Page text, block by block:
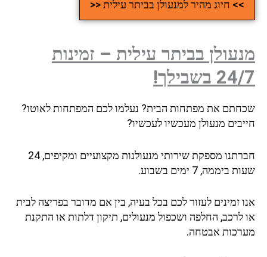
>> חיוג מהיר למנעולן בביתר עילית <<
בביתר עילית – זמינות
בשבילך!
את מפתחות הבית? נעלמו לכם המפתחות לאוטו?
מנעולן מעכשיו לעכשיו?
חברתנו מספקת שירותי מנעולנות מקצועיים ומקיפים, 24
ביממה, 7 ימים בשבוע.
זמינים לעזור לכם בכל בעיה, בין אם מדובר בפריצה לבית
לרכב, החלפה ושכפול מנעולים, תיקון דלתות או התקנת
אבטחה.